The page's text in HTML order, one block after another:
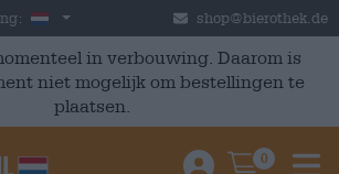
Nederland shop@bierothek.de
in verbouwing. Daarom is
niet mogelijk om bestellingen te
plaatsen.
Einloggen /
0